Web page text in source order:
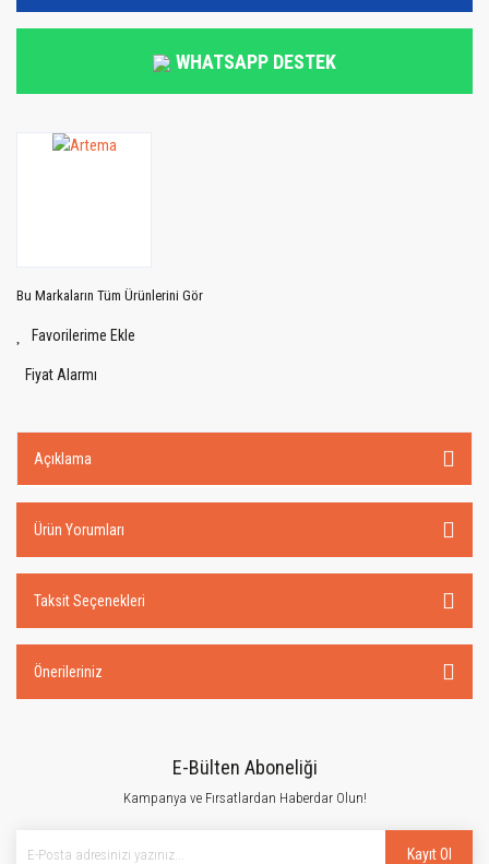
WHATSAPP DESTEK
Bu Markaların Tüm Ürünlerini Gör
Fiyat Alarmı
Açıklama
Ürün Yorumları
Taksit Seçenekleri
Önerileriniz
E-Bülten Aboneliği
Kampanya ve Fırsatlardan Haberdar Olun!
Kayıt Ol